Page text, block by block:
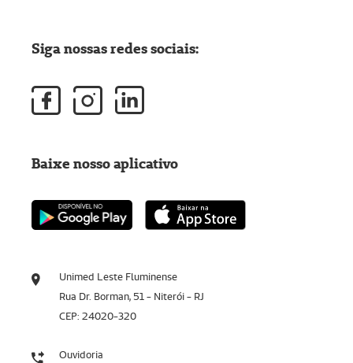
Unimed Leste Fluminense
Rua Dr. Borman, 51 - Niterói - RJ
CEP: 24020-320
Ouvidoria
Siga nossas redes sociais:
Baixe nosso aplicativo